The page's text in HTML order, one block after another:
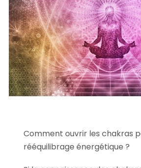
Comment ouvrir les chakras
rééquilibrage énergétique ?